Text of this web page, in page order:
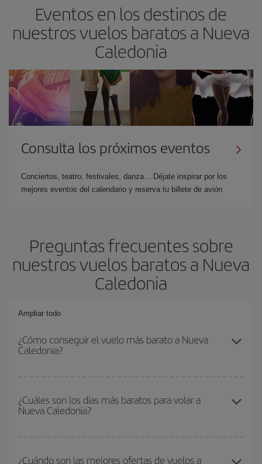
Eventos en los destinos de
nuestros vuelos baratos a Nueva
Caledonia
Consulta los próximos eventos
Conciertos, teatro, festivales, danza... Déjate inspirar por los
mejores eventos del calendario y reserva tu billete de avión
Preguntas frecuentes sobre
nuestros vuelos baratos a Nueva
Caledonia
Ampliar todo
¿Cómo conseguir el vuelo más barato a Nueva
Caledonia?
barato si evitas temporadas altas, compras con antelación y
puedes ser flexible con las fechas y horarios de ida y vuelta.
¿Cuáles son los días más baratos para volar a
Nueva Caledonia?
que empezar una consulta en nuestro
buscador de vuelos
¿Cuándo son las mejores ofertas de vuelos a